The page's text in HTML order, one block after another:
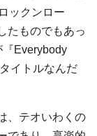
ックンロー
たものでもあっ
Everybody
イトルなんだ
、テオいわくの